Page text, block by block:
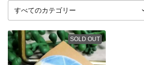
SOLD OUT